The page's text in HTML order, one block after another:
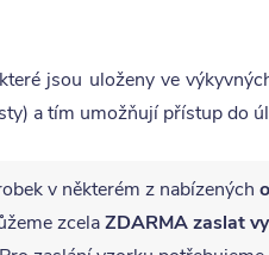
jsou uloženy ve
a tím umožňují přístup do
v některém z nabízených
zcelaZDARMAzaslat